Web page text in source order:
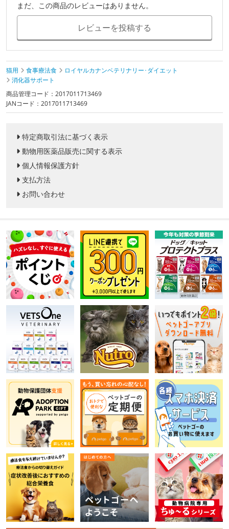
まだ、この商品のレビューはありません。
レビューを投稿する
猫用 食事療法食
ロイヤルカナンベテリナリー･ダイエット
消化器サポート
商品管理コード：2017011713469
JANコード：2017011713469
特定商取引法に基づく表示
動物用医薬品販売に関する表示
個人情報保護方針
支払方法
お問い合わせ